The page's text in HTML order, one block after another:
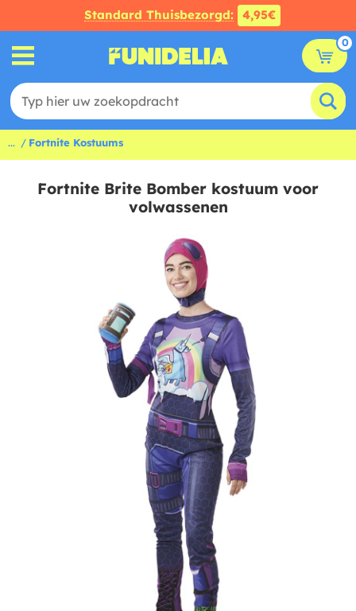
Standard Thuisbezorgd: 4,95€
0
... Fortnite Kostuums
Fortnite Brite Bomber kostuum voor
volwassenen